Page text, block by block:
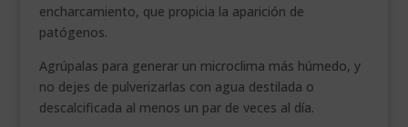
encharcamiento, que propicia la aparición de
patógenos.
Agrúpalas para generar un microclima más húmedo, y
no dejes de pulverizarlas con agua destilada o
descalcificada al menos un par de veces al día.